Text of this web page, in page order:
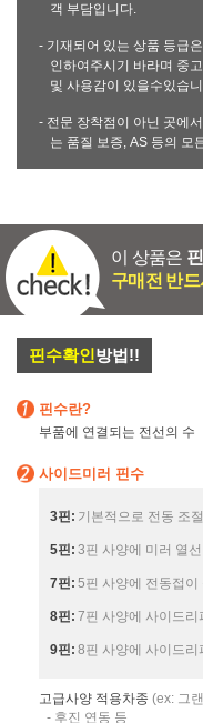
객 부담입니다.
- 기재되어 있는 상품 등급
인하여주시기 바라며 중
및 사용감이 있을수있습
- 전문 장착점이 아닌 곳에
는 품질 보증, AS 등의 모
이 상품은
구매전 반
핀수확인방법!!
핀수란?
부품에 연결되는 전선의 수
사이드미러 핀수
3핀: 기본적으로 전동 조
5핀: 3핀 사양에 미러 열
7핀: 5핀 사양에 전동접
8핀: 7핀 사양에 사이드
9핀: 8핀 사양에 사이드
고급사양 적용차종 (ex: 그
- 후진 연동 등